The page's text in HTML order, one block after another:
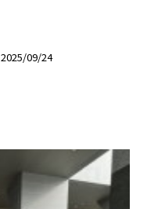
2025/09/24